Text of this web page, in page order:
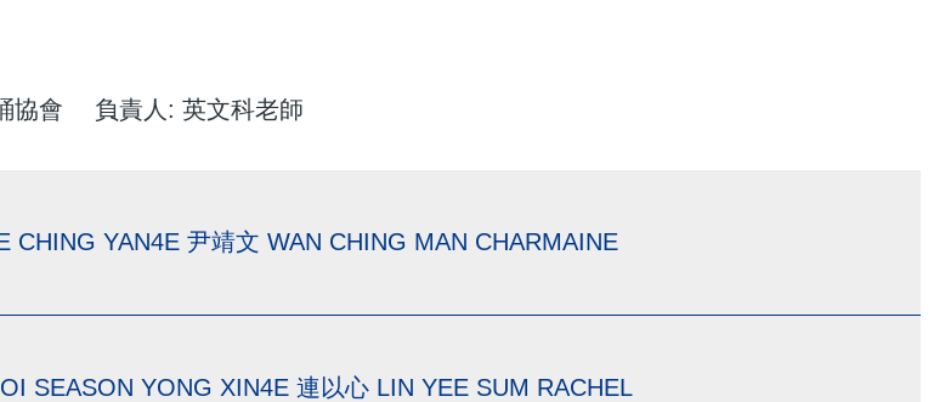
協會 負責人: 英文科老師
CHING YAN4E 尹靖文 WAN CHING MAN CHARMAINE
SEASON YONG XIN4E 連以心 LIN YEE SUM RACHEL